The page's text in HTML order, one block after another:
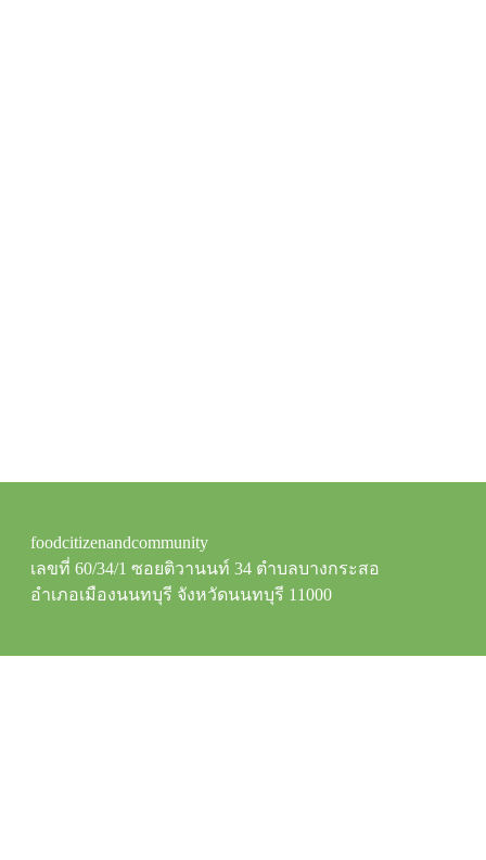
foodcitizenandcommunity
เลขที่ 60/34/1 ซอยติวานนท์ 34 ตำบลบางกระสอ
อำเภอเมืองนนทบุรี จังหวัดนนทบุรี 11000